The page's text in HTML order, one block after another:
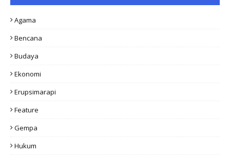
Agama
Bencana
Budaya
Ekonomi
Erupsimarapi
Feature
Gempa
Hukum